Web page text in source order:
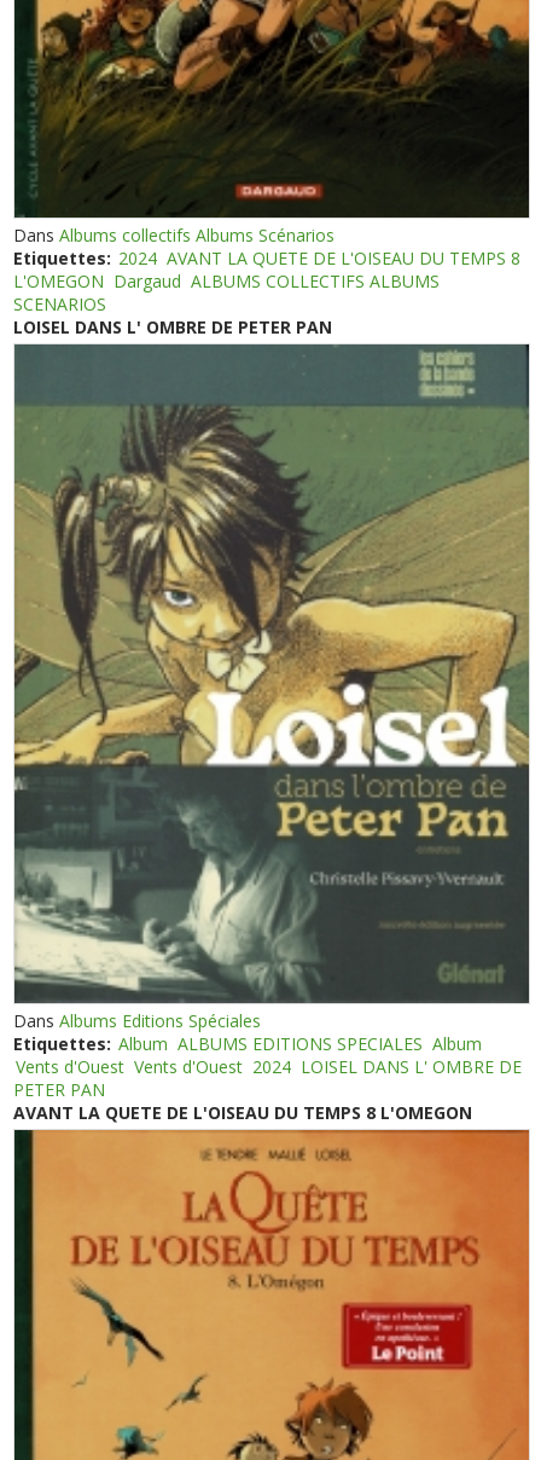
DansAlbums collectifs Albums Scénarios
Etiquettes: 2024 AVANT LA QUETE DE L'OISEAU DU TEMPS 8
L'OMEGON Dargaud ALBUMS COLLECTIFS ALBUMS
SCENARIOS
LOISEL DANS L' OMBRE DE PETER PAN
DansAlbums Editions Spéciales
Etiquettes: Album ALBUMS EDITIONS SPECIALES Album
Vents d'Ouest Vents d'Ouest 2024 LOISEL DANS L' OMBRE DE
PETER PAN
AVANT LA QUETE DE L'OISEAU DU TEMPS 8 L'OMEGON